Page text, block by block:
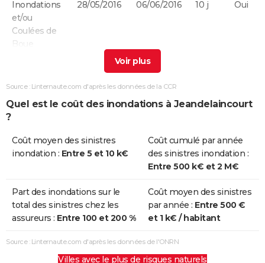
Inondations
et/ou
Coulées de
Boue
28/05/2016 06/06/2016 10 j Oui
et/ou
Boue
25/12/1999 29/12/1999
et/ou
Coulées de
Inondations
et/ou
Coulées de
Boue
01/04/1983 28/04/1983 28 j Oui
Source : Linternaute.com d'après les données de la CCR
Quel est le coût des inondations à Jeandelaincourt
?
Coût moyen des sinistres
inondation : Entre 5 et 10 k€
Coût cumulé par année
des sinistres inondation :
Entre 500 k€ et 2 M€
Part des inondations sur le
total des sinistres chez les
assureurs : Entre 100 et 200 %
Coût moyen des sinistres
par année : Entre 500 €
et 1 k€ / habitant
Source : Linternaute.com d'après les données de l'ONRN
Villes avec le plus de risques naturels